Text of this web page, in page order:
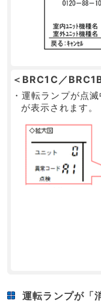
＜BRC1C／
・運転ランプが点
が表示されます。
運転ランプが「